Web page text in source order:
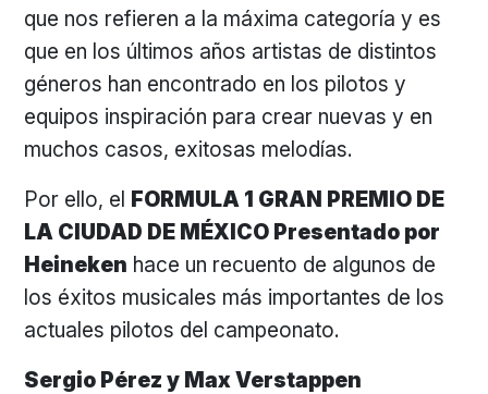
que nos refieren a la máxima categoría y es
que en los últimos años artistas de distintos
géneros han encontrado en los pilotos y
equipos inspiración para crear nuevas y en
muchos casos, exitosas melodías.
Por ello, el FORMULA 1 GRAN PREMIO DE
LA CIUDAD DE MÉXICO Presentado por
Heineken hace un recuento de algunos de
los éxitos musicales más importantes de los
actuales pilotos del campeonato.
Sergio Pérez y Max Verstappen